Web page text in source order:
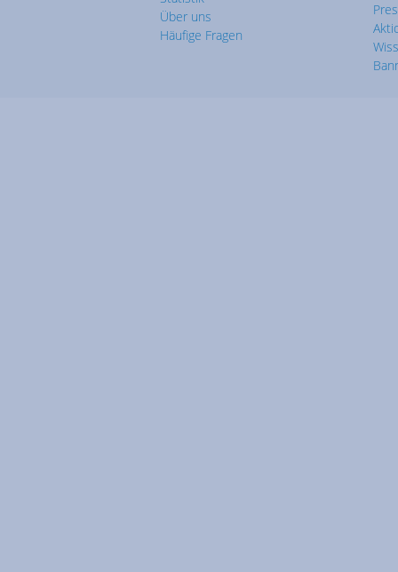
Über uns
Häufige Fragen